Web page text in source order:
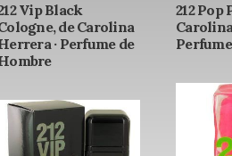
Vip Black
de Carolina
· Perfume de
212 Pop